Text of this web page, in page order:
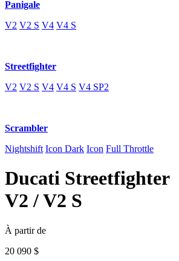
Panigale
V2 V2 S V4 V4 S
Streetfighter
V2 V2 S V4 V4 S V4 SP2
Scrambler
Nightshift Icon Dark Icon Full Throttle
Ducati Streetfighter
V2 / V2 S
À partir de
20 090 $